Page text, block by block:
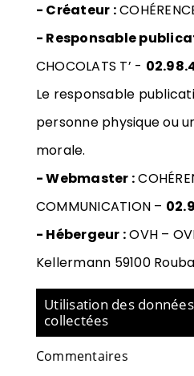
- Créateur :
- Responsable
CHOCOLATS T’ -
Le responsable
personne physique ou
morale.
- Webmaster :
COMMUNICATION –
- Hébergeur :OVH –
Kellermann 59100
Utilisation des
collectées
Commentaires